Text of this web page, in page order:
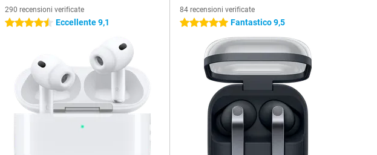
290 recensioni verificate
4.5 stelle Eccellente 9,1
84 recensioni verificate
5 stelle Fantastico 9,5